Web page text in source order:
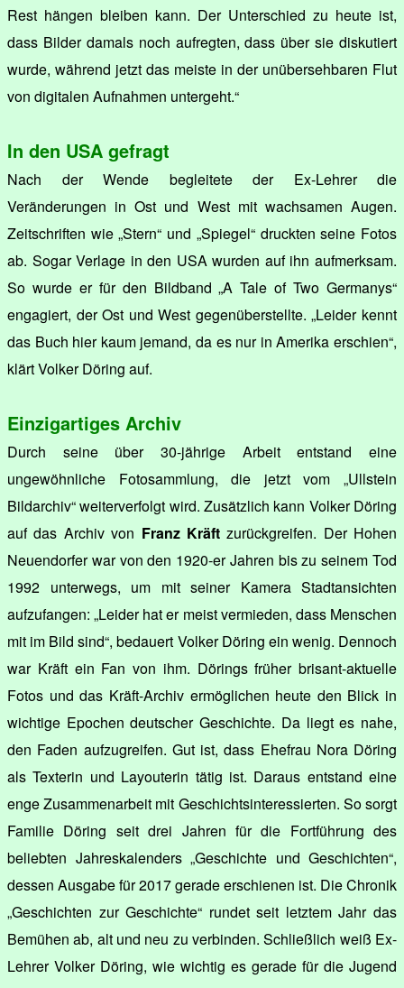
Rest hängen bleiben kann. Der Unterschied zu heute ist,
dass Bilder damals noch aufregten, dass über sie diskutiert
wurde, während jetzt das meiste in der unübersehbaren Flut
von digitalen Aufnahmen untergeht.“
In den USA gefragt
Nach der Wende begleitete der Ex-Lehrer die
Veränderungen in Ost und West mit wachsamen Augen.
Zeitschriften wie „Stern“ und „Spiegel“ druckten seine Fotos
ab. Sogar Verlage in den USA wurden auf ihn aufmerksam.
So wurde er für den Bildband „A Tale of Two Germanys“
engagiert, der Ost und West gegenüberstellte. „Leider kennt
das Buch hier kaum jemand, da es nur in Amerika erschien“,
klärt Volker Döring auf.
Einzigartiges Archiv
Durch seine über 30-jährige Arbeit entstand eine
ungewöhnliche Fotosammlung, die jetzt vom „Ullstein
Bildarchiv“ weiterverfolgt wird. Zusätzlich kann Volker Döring
auf das Archiv von Franz Kräftzurückgreifen. Der Hohen
Neuendorfer war von den 1920-er Jahren bis zu seinem Tod
1992 unterwegs, um mit seiner Kamera Stadtansichten
aufzufangen: „Leider hat er meist vermieden, dass Menschen
mit im Bild sind“, bedauert Volker Döring ein wenig. Dennoch
war Kräft ein Fan von ihm. Dörings früher brisant-aktuelle
Fotos und das Kräft-Archiv ermöglichen heute den Blick in
wichtige Epochen deutscher Geschichte. Da liegt es nahe,
den Faden aufzugreifen. Gut ist, dass Ehefrau Nora Döring
als Texterin und Layouterin tätig ist. Daraus entstand eine
enge Zusammenarbeit mit Geschichtsinteressierten. So sorgt
Familie Döring seit drei Jahren für die Fortführung des
beliebten Jahreskalenders „Geschichte und Geschichten“,
dessen Ausgabe für 2017 gerade erschienen ist. Die Chronik
„Geschichten zur Geschichte“ rundet seit letztem Jahr das
Bemühen ab, alt und neu zu verbinden. Schließlich weiß Ex-
Lehrer Volker Döring, wie wichtig es gerade für die Jugend